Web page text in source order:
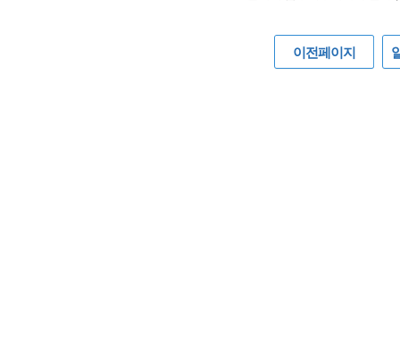
이전페이지